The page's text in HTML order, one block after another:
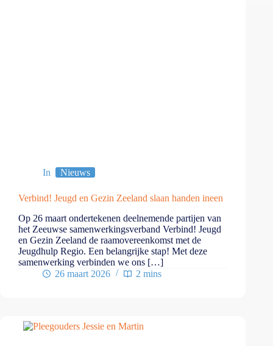
In Nieuws
Verbind! Jeugd en Gezin Zeeland slaan handen ineen
Op 26 maart ondertekenen deelnemende partijen van
het Zeeuwse samenwerkingsverband Verbind! Jeugd
en Gezin Zeeland de raamovereenkomst met de
Jeugdhulp Regio. Een belangrijke stap! Met deze
samenwerking verbinden we ons […]
26 maart 2026
2 mins